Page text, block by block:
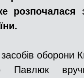
Рятувальники
оборони
Павлюк